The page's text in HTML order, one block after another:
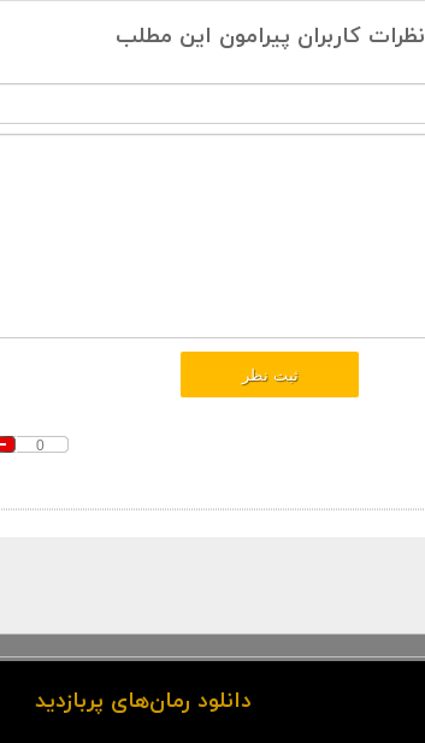
نظرات کاربران پیرامون این مطلب
0
دانلود رمان‌های پربازدید